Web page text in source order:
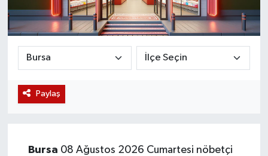
Paylaş
Bursa 08 Ağustos 2026 Cumartesi nöbetçi
Magazin